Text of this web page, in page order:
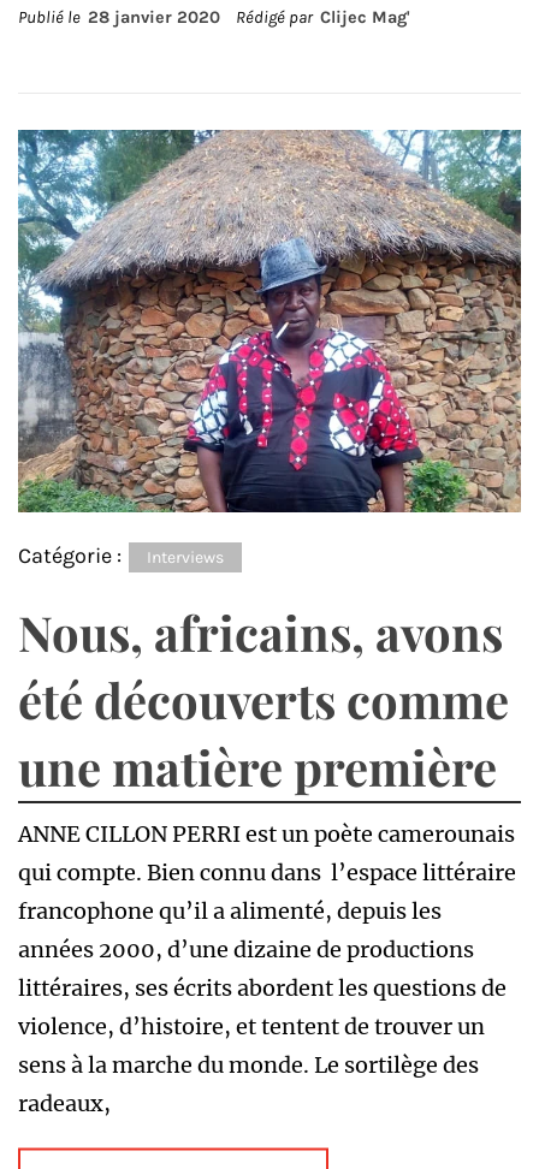
Publié le 28 janvier 2020 Rédigé par Clijec Mag'
Catégorie : Interviews
Nous, africains, avons
été découverts comme
une matière première
ANNE CILLON PERRI est un poète camerounais
qui compte. Bien connu dans l’espace littéraire
francophone qu’il a alimenté, depuis les
années 2000, d’une dizaine de productions
littéraires, ses écrits abordent les questions de
violence, d’histoire, et tentent de trouver un
sens à la marche du monde. Le sortilège des
radeaux,